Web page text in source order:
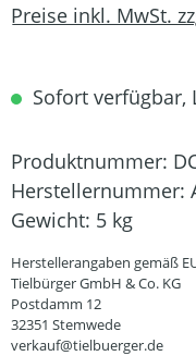
Preise inkl. MwSt.
Sofort verfügbar,
Produktnummer:
Herstellernummer:
Gewicht: 5 kg
Herstellerangaben gemäß
Tielbürger GmbH & Co. KG
Postdamm 12
32351 Stemwede
verkauf@tielbuerger.de